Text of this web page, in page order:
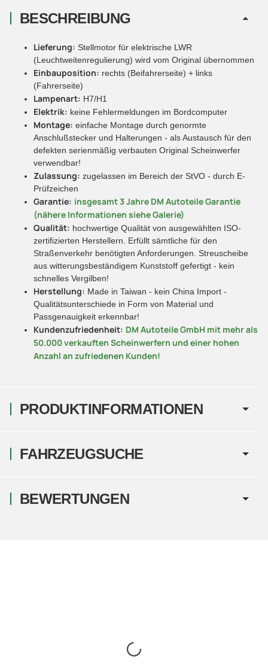
PRODUKTINFORMATIONEN
BESCHREIBUNG
Lieferung: Stellmotor für elektrische LWR
(Leuchtweitenregulierung) wird vom Original übernommen
Einbauposition: rechts (Beifahrerseite) + links
(Fahrerseite)
Lampenart: H7/H1
Elektrik: keine Fehlermeldungen im Bordcomputer
Montage: einfache Montage durch genormte
Anschlußstecker und Halterungen - als Austausch für den
defekten serienmäßig verbauten Original Scheinwerfer
verwendbar!
Zulassung: zugelassen im Bereich der StVO - durch E-
Prüfzeichen
Garantie: insgesamt 3 Jahre DM Autoteile Garantie
(nähere Informationen siehe Galerie)
Qualität: hochwertige Qualität von ausgewählten ISO-
zertifizierten Herstellern. Erfüllt sämtliche für den
Straßenverkehr benötigten Anforderungen. Streuscheibe
aus witterungsbeständigem Kunststoff gefertigt - kein
schnelles Vergilben!
Herstellung: Made in Taiwan - kein China Import -
Qualitätsunterschiede in Form von Material und
Passgenauigkeit erkennbar!
Kundenzufriedenheit: DM Autoteile GmbH mit mehr als
50.000 verkauften Scheinwerfern und einer hohen
Anzahl an zufriedenen Kunden!
FAHRZEUGSUCHE
BEWERTUNGEN